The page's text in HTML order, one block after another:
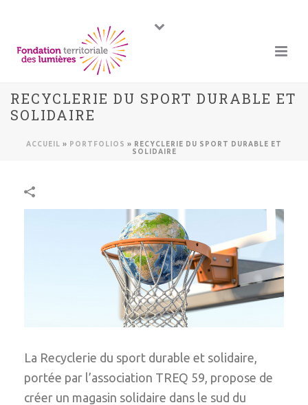
RECYCLERIE DU SPORT DURABLE ET
SOLIDAIRE
ACCUEIL » PORTFOLIOS » RECYCLERIE DU SPORT DURABLE ET
SOLIDAIRE
La Recyclerie du sport durable et solidaire,
portée par l’association TREQ 59, propose de
créer un magasin solidaire dans le sud du